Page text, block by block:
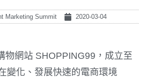
Marketing Summit 2020-03-04
物網站 SHOPPING99，成立至
變化、發展快速的電商環境